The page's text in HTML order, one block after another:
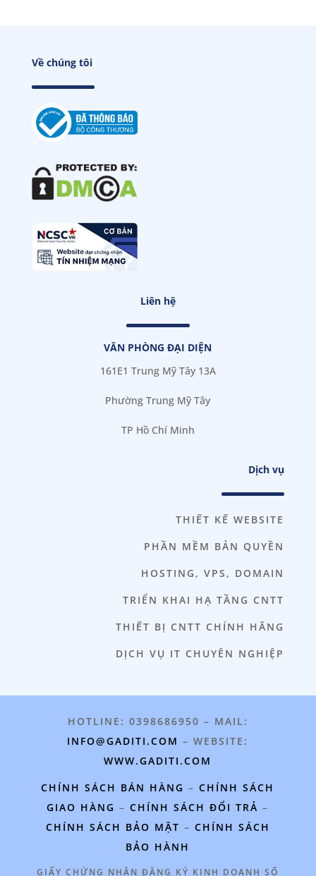
Về chúng tôi
Liên hệ
VĂN PHÒNG ĐẠI DIỆN
161E1 Trung Mỹ Tây 13A
Phường Trung Mỹ Tây
TP Hồ Chí Minh
Dịch vụ
THIẾT KẾ WEBSITE
PHẦN MỀM BẢN QUYỀN
HOSTING, VPS, DOMAIN
TRIỂN KHAI HẠ TẦNG CNTT
THIẾT BỊ CNTT CHÍNH HÃNG
DỊCH VỤ IT CHUYÊN NGHIỆP
HOTLINE: 0398686950 – MAIL:
INFO@GADITI.COM – WEBSITE:
WWW.GADITI.COM
CHÍNH SÁCH BÁN HÀNG –CHÍNH SÁCH
GIAO HÀNG –CHÍNH SÁCH ĐỔI TRẢ –
CHÍNH SÁCH BẢO MẬT – CHÍNH SÁCH
BẢO HÀNH
GIẤY CHỨNG NHẬN ĐĂNG KÝ KINH DOANH SỐ